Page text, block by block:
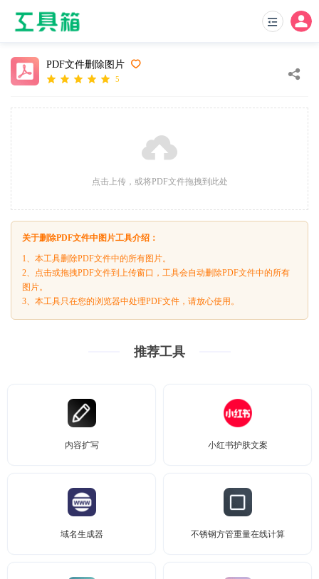
PDF文件删除图片
5
点击上传，或将PDF文件拖拽到此处
关于删除PDF文件中图片工具介绍：
1、本工具删除PDF文件中的所有图片。
2、点击或拖拽PDF文件到上传窗口，工具会自动删除PDF文件中的所有
图片。
3、本工具只在您的浏览器中处理PDF文件，请放心使用。
推荐工具
内容扩写 小红书护肤文案
域名生成器 不锈钢方管重量在线计算